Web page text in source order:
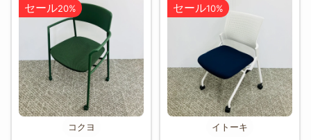
セール20%
コクヨ
セール10%
イトーキ